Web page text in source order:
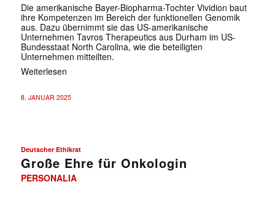
Die amerikanische Bayer-Biopharma-Tochter Vividion baut
ihre Kompetenzen im Bereich der funktionellen Genomik
aus. Dazu übernimmt sie das US-amerikanische
Unternehmen Tavros Therapeutics aus Durham im US-
Bundesstaat North Carolina, wie die beteiligten
Unternehmen mitteilten.
Weiterlesen
8. JANUAR 2025
Deutscher Ethikrat
Große Ehre für Onkologin
PERSONALIA